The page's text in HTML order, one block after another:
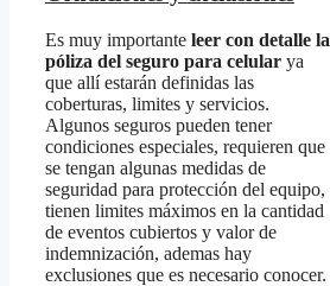
Es muy importante leer con detalle la
póliza del seguro para celular ya
que allí estarán definidas las
coberturas, limites y servicios.
Algunos seguros pueden tener
condiciones especiales, requieren que
se tengan algunas medidas de
seguridad para protección del equipo,
tienen limites máximos en la cantidad
de eventos cubiertos y valor de
indemnización, ademas hay
exclusiones que es necesario conocer.